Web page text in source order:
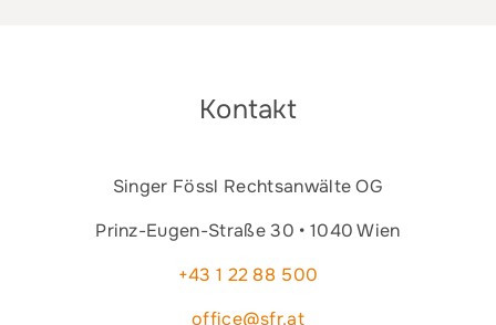
Kontakt
Singer Fössl Rechtsanwälte OG
Prinz-Eugen-Straße 30 • 1040 Wien
+43 1 22 88 500
office@sfr.at